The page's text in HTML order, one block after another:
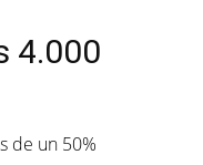
4.000
de un 50%